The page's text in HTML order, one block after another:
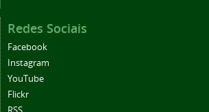
Redes Sociais
Facebook
Instagram
YouTube
Flickr